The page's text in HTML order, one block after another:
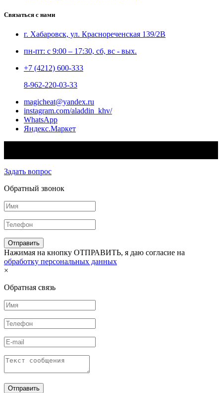
Связаться с нами
г. Хабаровск, ул. Краснореченская 139/2В
пн-пт: с 9:00 – 17:30, сб, вс - вых.
+7 (4212) 600-333
8-962-220-03-33
magicheat@yandex.ru
instagram.com/aladdin_khv/
WhatsApp
Яндекс.Маркет
Задать вопрос
Обратный звонок
Нажимая на кнопку ОТПРАВИТЬ, я даю согласие на
обработку персональных данных
×
Обратная связь